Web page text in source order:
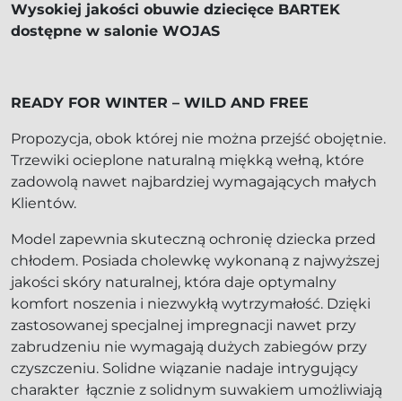
Wysokiej jakości obuwie dziecięce BARTEK
dostępne w salonie WOJAS
READY FOR WINTER – WILD AND FREE
Propozycja, obok której nie można przejść obojętnie.
Trzewiki ocieplone naturalną miękką wełną, które
zadowolą nawet najbardziej wymagających małych
Klientów.
Model zapewnia skuteczną ochronię dziecka przed
chłodem. Posiada cholewkę wykonaną z najwyższej
jakości skóry naturalnej, która daje optymalny
komfort noszenia i niezwykłą wytrzymałość. Dzięki
zastosowanej specjalnej impregnacji nawet przy
zabrudzeniu nie wymagają dużych zabiegów przy
czyszczeniu. Solidne wiązanie nadaje intrygujący
charakter łącznie z solidnym suwakiem umożliwiają